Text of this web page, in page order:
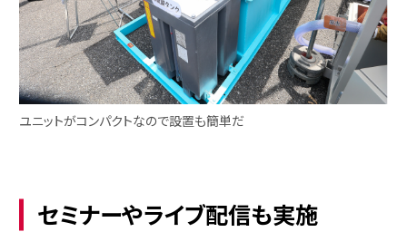
ユニットがコンパクトなので設置も簡単だ
セミナーやライブ配信も実施